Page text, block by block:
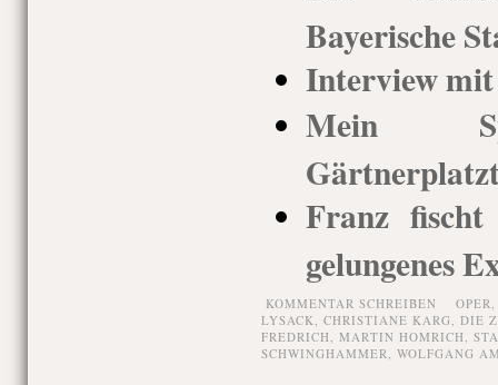
Bayerische
Interview
Mein
Franz
gelungenes
KOMMENTAR SCHREIBEN
LYSACK, CHRISTIANE KARG, DIE
FREDRICH, MARTIN HOMRICH,
SCHWINGHAMMER, WOLFGANG